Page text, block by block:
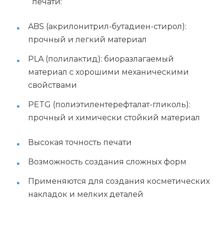
печати:
ABS (акрилонитрил-бутадиен-стирол):
прочный и легкий материал
PLA (полилактид): биоразлагаемый
материал с хорошими механическими
свойствами
PETG (полиэтилентерефталат-гликоль):
прочный и химически стойкий материал
Высокая точность печати
Возможность создания сложных форм
Применяются для создания косметических
накладок и мелких деталей